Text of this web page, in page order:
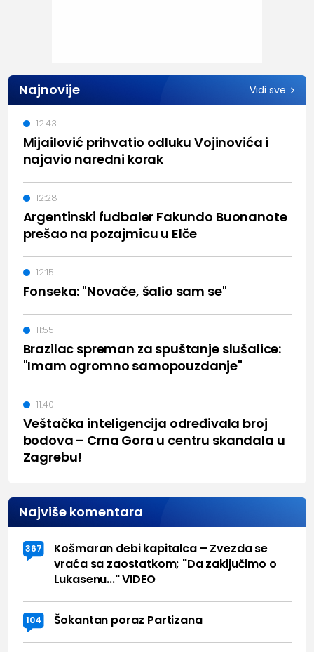
Najnovije Vidi sve
Mijailović prihvatio odluku Vojinovića i
najavio naredni korak
12:43
Argentinski fudbaler Fakundo Buonanote
prešao na pozajmicu u Elče
12:28
Fonseka: "Novače, šalio sam se"
12:15
Brazilac spreman za spuštanje slušalice:
"Imam ogromno samopouzdanje"
11:55
Veštačka inteligencija određivala broj
bodova – Crna Gora u centru skandala u
Zagrebu!
11:40
Najviše komentara
367
Košmaran debi kapitalca – Zvezda se
vraća sa zaostatkom; "Da zaključimo o
Lukasenu..." VIDEO
104 Šokantan poraz Partizana